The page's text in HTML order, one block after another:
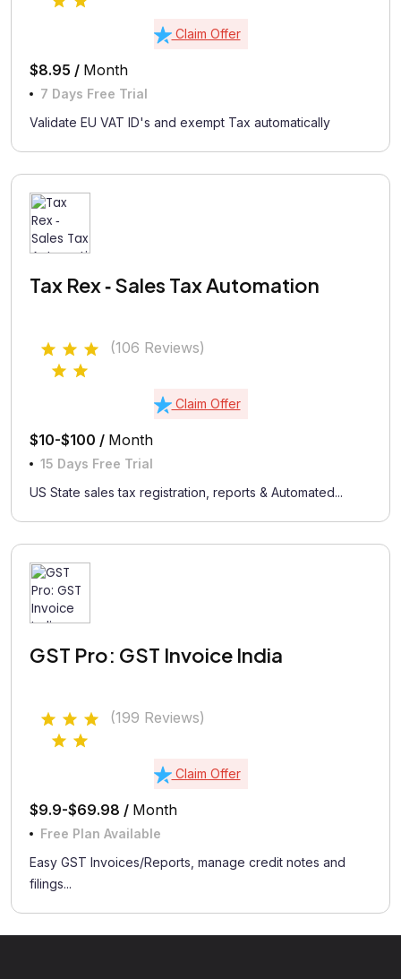
Claim Offer
$8.95 / Month
7 Days Free Trial
Validate EU VAT ID's and exempt Tax automatically
Tax Rex ‑ Sales Tax Automation
(106 Reviews)
Claim Offer
$10-$100 / Month
15 Days Free Trial
US State sales tax registration, reports & Automated...
GST Pro: GST Invoice India
(199 Reviews)
Claim Offer
$9.9-$69.98 / Month
Free Plan Available
Easy GST Invoices/Reports, manage credit notes and
filings...